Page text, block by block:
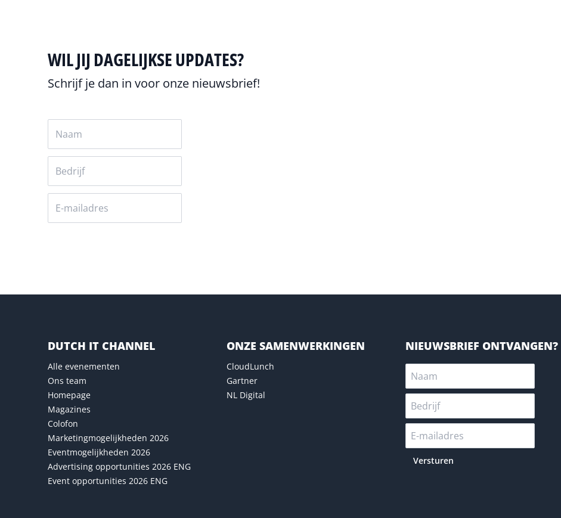
WIL JIJ DAGELIJKSE UPDATES?
Schrijf je dan in voor onze nieuwsbrief!
DUTCH IT CHANNEL
Alle evenementen
Ons team
Homepage
Magazines
Colofon
Marketingmogelijkheden 2026
Eventmogelijkheden 2026
Advertising opportunities 2026 ENG
Event opportunities 2026 ENG
ONZE SAMENWERKINGEN
CloudLunch
Gartner
NL Digital
NIEUWSBRIEF ONTVANGEN?
Versturen